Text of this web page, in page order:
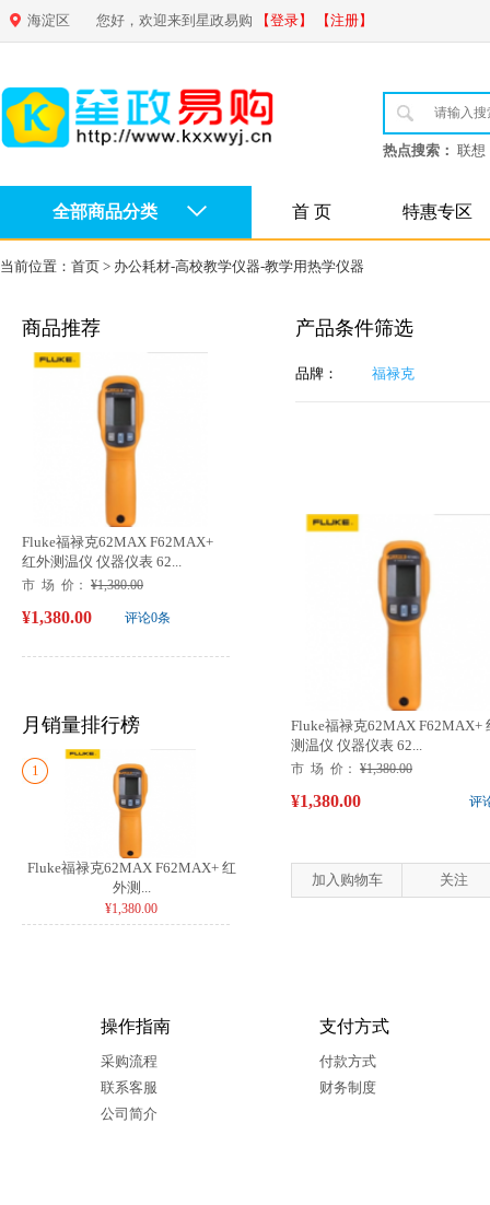
海淀区 您好，欢迎来到星政易购 【登录】 【注册】
热点搜索： 联想
全部商品分类 首 页 特惠专区
当前位置： 首页 > 办公耗材-高校教学仪器-教学用热学仪器
商品推荐
Fluke福禄克62MAX F62MAX+
红外测温仪 仪器仪表 62...
市 场 价： ¥1,380.00
评论0条
¥1,380.00
月销量排行榜
1
Fluke福禄克62MAX F62MAX+ 红
外测...
¥1,380.00
产品条件筛选
品牌： 福禄克
Fluke福禄克62MAX F62MAX+
测温仪 仪器仪表 62...
市 场 价： ¥1,380.00
评
¥1,380.00
加入购物车 关注
操作指南
采购流程
联系客服
公司简介
支付方式
付款方式
财务制度